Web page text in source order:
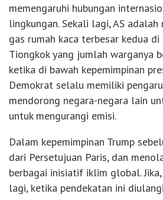
memengaruhi hubungan
lingkungan. Sekali lagi, AS
gas rumah kaca terbesar kedua
Tiongkok yang jumlah warganya
ketika di bawah kepemimpinan
Demokrat selalu memiliki
mendorong negara-negara lain
untuk mengurangi emisi.
Dalam kepemimpinan Trump
dari Persetujuan Paris, dan
berbagai inisiatif iklim global.
lagi, ketika pendekatan ini